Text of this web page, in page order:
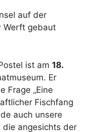
auf der
Werft gebaut
ist am 18.
Er
Frage „Eine
Fischfang
auch unsere
die angesichts der